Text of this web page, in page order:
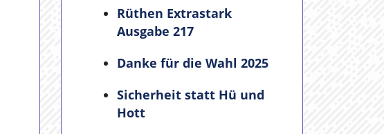
Rüthen Extrastark
Ausgabe 217
Danke für die Wahl 2025
Sicherheit statt Hü und
Hott